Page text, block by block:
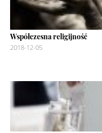
Współczesna religijność
2018-12-05